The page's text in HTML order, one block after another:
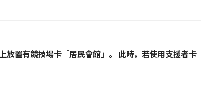
置有競技場卡「居民會館」。 此時，若使用支援者卡